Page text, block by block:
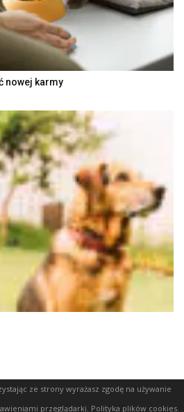
nowej karmy
ze strony wyrażasz zgodę na używanie
przeglądarki. Polityka plików cookies.